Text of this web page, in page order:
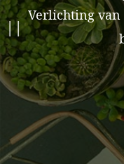
Verlichting van